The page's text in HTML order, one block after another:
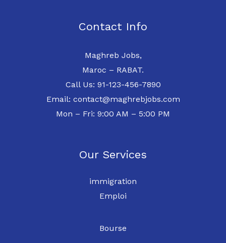
Contact Info
Maghreb Jobs,
Maroc – RABAT.
Call Us: 91-123-456-7890
Email: contact@maghrebjobs.com
Mon – Fri: 9:00 AM – 5:00 PM
Our Services
immigration
Emploi
Bourse